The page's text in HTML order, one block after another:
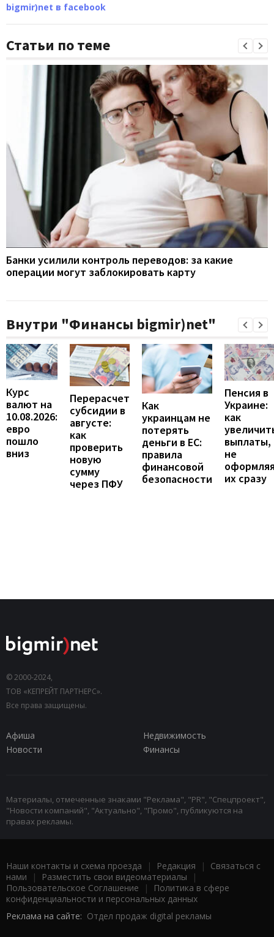
bigmir)net в facebook
Статьи по теме
Банки усилили контроль переводов: за какие
операции могут заблокировать карту
Внутри "Финансы bigmir)net"
Курс
валют на
10.08.2026:
евро
пошло
вниз
Перерасчет
субсидии в
августе:
как
проверить
новую
сумму
через ПФУ
Как
украинцам не
потерять
деньги в ЕС:
правила
финансовой
безопасности
Пенсия в
Украине:
как
выплаты,
не
их сразу
© 2000-2024,
ТОВ «КЕПРЕЙТ ПАРТНЕРС».
Все права защищены.
Афиша
Недвижимость
Новости
Финансы
Материалы, отмеченные знаками "Реклама", "PR", "Спецпроект",
"Новости компаний", "Актуально", "Промо", публикуются на
правах рекламы.
Наши контакты и схема проезда | Редакция | Связаться с
нами | Разместить свои видеоматериалы |
Пользовательское Соглашение |
Политика в сфере
конфиденциальности и персональных данных
Реклама на сайте: Отдел продаж digital рекламы